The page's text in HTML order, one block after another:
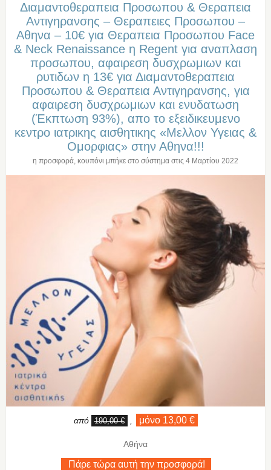
Διαμαντοθεραπεια Προσωπου & Θεραπεια
Αντιγηρανσης – Θεραπειες Προσωπου –
Αθηνα – 10€ για Θεραπεια Προσωπου Face
& Neck Renaissance η Regent για αναπλαση
προσωπου, αφαιρεση δυσχρωμιων και
ρυτιδων η 13€ για Διαμαντοθεραπεια
Προσωπου & Θεραπεια Αντιγηρανσης, για
αφαιρεση δυσχρωμιων και ενυδατωση
(Έκπτωση 93%), απο το εξειδικευμενο
κεντρο ιατρικης αισθητικης «Μελλον Υγειας &
Ομορφιας» στην Αθηνα!!!
η προσφορά, κουπόνι μπήκε στο σύστημα στις 4 Μαρτίου 2022
από 190,00 € μόνο 13,00 €
Αθήνα
Πάρε τώρα αυτή την προσφορά!